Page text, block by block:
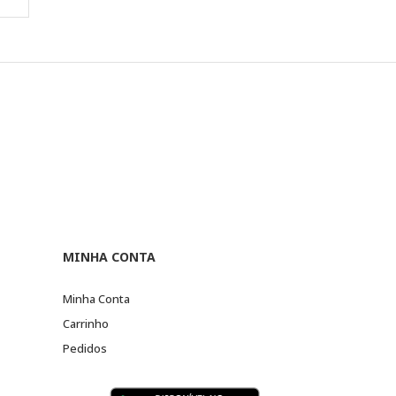
MINHA CONTA
Minha Conta
Carrinho
Pedidos